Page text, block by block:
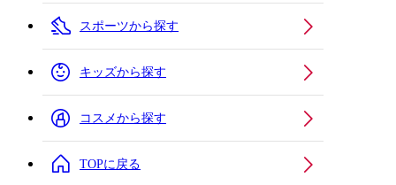
スポーツから探す
キッズから探す
コスメから探す
TOPに戻る